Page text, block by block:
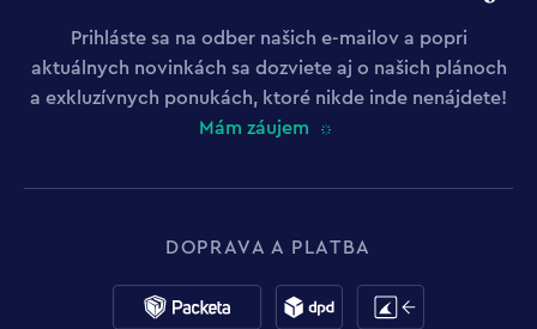
Prihláste sa na odber našich e-mailov a popri
aktuálnych novinkách sa dozviete aj o našich plánoch
a exkluzívnych ponukách, ktoré nikde inde nenájdete!
Mám záujem
DOPRAVA A PLATBA